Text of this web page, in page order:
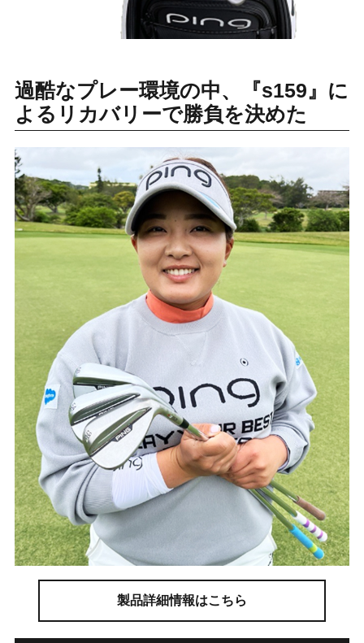
過酷なプレー環境の中、『s159』に
よるリカバリーで勝負を決めた
製品詳細情報はこちら